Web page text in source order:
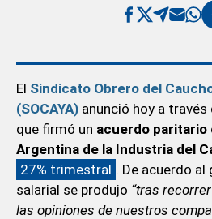
El Sindicato Obrero del
(SOCAYA)anunció hoy a través
que firmó un acuerdo paritario
Argentina de la Industria del
27% trimestral . De acuerdo
salarial se produjo “tras
las opiniones de nuestros